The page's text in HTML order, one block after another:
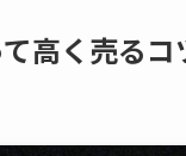
高く売るコ